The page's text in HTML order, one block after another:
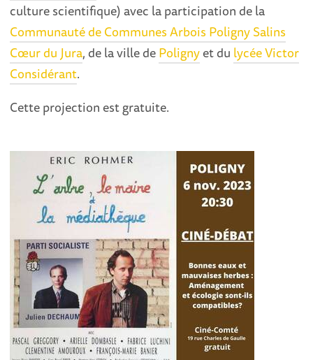
culture scientifique) avec la participation de la
Communauté de Communes Arbois Poligny Salins
Cœur du Jura, de la ville dePolignyet du lycée Victor
Considérant.
Cette projection est gratuite.